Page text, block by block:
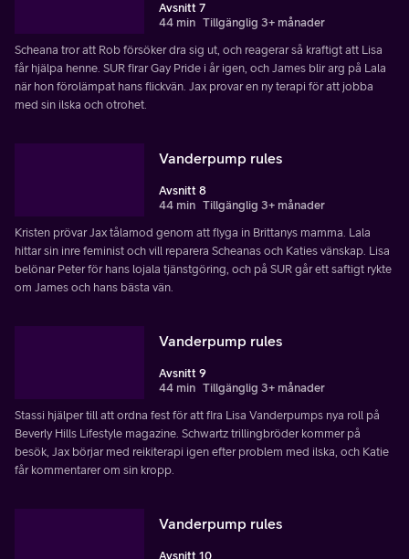
Avsnitt 7
44 min Tillgänglig 3+ månader
Scheana tror att Rob försöker dra sig ut, och reagerar så kraftigt att Lisa
får hjälpa henne. SUR firar Gay Pride i år igen, och James blir arg på Lala
när hon förolämpat hans flickvän. Jax provar en ny terapi för att jobba
med sin ilska och otrohet.
Vanderpump rules
Avsnitt 8
44 min Tillgänglig 3+ månader
Kristen prövar Jax tålamod genom att flyga in Brittanys mamma. Lala
hittar sin inre feminist och vill reparera Scheanas och Katies vänskap. Lisa
belönar Peter för hans lojala tjänstgöring, och på SUR går ett saftigt rykte
om James och hans bästa vän.
Vanderpump rules
Avsnitt 9
44 min Tillgänglig 3+ månader
Stassi hjälper till att ordna fest för att fira Lisa Vanderpumps nya roll på
Beverly Hills Lifestyle magazine. Schwartz trillingbröder kommer på
besök, Jax börjar med reikiterapi igen efter problem med ilska, och Katie
får kommentarer om sin kropp.
Vanderpump rules
Avsnitt 10